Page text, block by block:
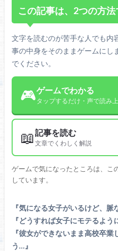
この記事は、2つの方
文字を読むのが苦手な人でも内
事の中身をそのままゲームにし
でください。
🎮ゲームでわかる
タップするだけ・声で読み
📖記事を読む
文章でくわしく解説
ゲームで気になったところは、こ
しています。
『気になる女子がいるけど、脈
『どうすれば女子にモテるよう
『彼女ができないまま高校卒業
う…』